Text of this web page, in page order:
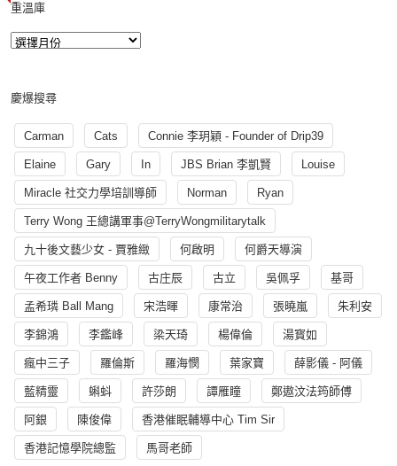
重溫庫
慶爆搜尋
Carman Cats Connie 李玥穎 - Founder of Drip39
Elaine Gary In JBS Brian 李凱賢 Louise
Miracle 社交力學培訓導師 Norman Ryan
Terry Wong 王總講軍事@TerryWongmilitarytalk
九十後文藝少女 - 賈雅緻 何啟明 何爵天導演
午夜工作者 Benny 古庄辰 古立 吳佩孚 基哥
孟希璘 Ball Mang 宋浩暉 康常治 張曉嵐 朱利安
李錦鴻 李鑑峰 梁天琦 楊偉倫 湯寳如
瘋中三子 羅倫斯 羅海憫 葉家寶 薛影儀 - 阿儀
藍精靈 蝌蚪 許莎朗 譚雁瞳 鄭遨汶法筠師傅
阿銀 陳俊偉 香港催眠輔導中心 Tim Sir
香港記憶學院總監 馬哥老師